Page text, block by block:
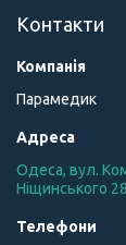
Контакти
Парамедик
Одеса, вул.
Ніщинського